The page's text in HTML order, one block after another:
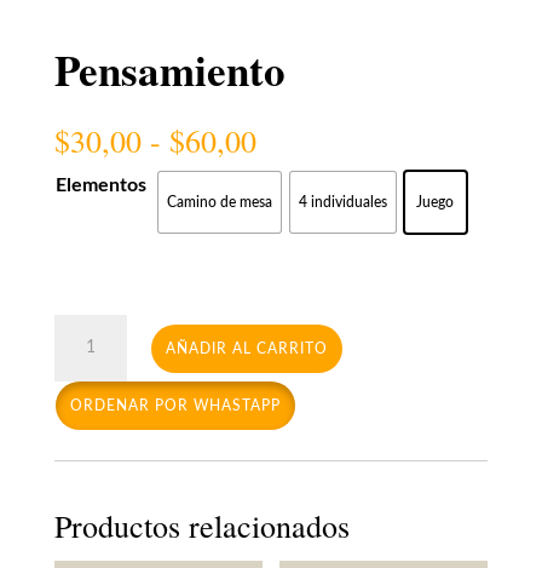
Pensamiento
$30,00 - $60,00Rango
de
precios:
desde
Elementos
Camino de mesa 4 individuales Juego
Pensamiento
cantidad
AÑADIR AL CARRITO
ORDENAR POR WHASTAPP
Productos relacionados